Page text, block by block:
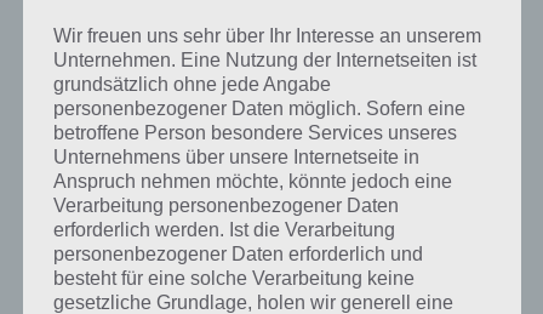
Wir freuen uns sehr über Ihr Interesse an unserem
Unternehmen. Eine Nutzung der Internetseiten ist
grundsätzlich ohne jede Angabe
personenbezogener Daten möglich. Sofern eine
betroffene Person besondere Services unseres
Unternehmens über unsere Internetseite in
Anspruch nehmen möchte, könnte jedoch eine
Verarbeitung personenbezogener Daten
erforderlich werden. Ist die Verarbeitung
personenbezogener Daten erforderlich und
besteht für eine solche Verarbeitung keine
gesetzliche Grundlage, holen wir generell eine